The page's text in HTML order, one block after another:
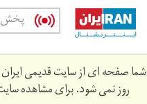
Skip
main
content
پخش
شما صفحه ای از سایت قدیمی ایران
روز نمی شود. برای مشاهده